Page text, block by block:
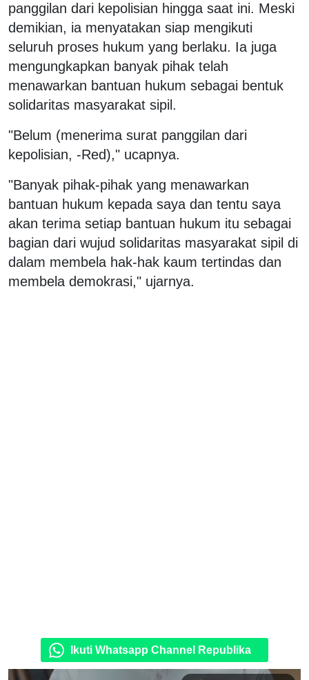
panggilan dari kepolisian hingga saat ini. Meski
demikian, ia menyatakan siap mengikuti
seluruh proses hukum yang berlaku. Ia juga
mengungkapkan banyak pihak telah
menawarkan bantuan hukum sebagai bentuk
solidaritas masyarakat sipil.
"Belum (menerima surat panggilan dari
kepolisian, -Red)," ucapnya.
"Banyak pihak-pihak yang menawarkan
bantuan hukum kepada saya dan tentu saya
akan terima setiap bantuan hukum itu sebagai
bagian dari wujud solidaritas masyarakat sipil di
dalam membela hak-hak kaum tertindas dan
membela demokrasi," ujarnya.
Ikuti Whatsapp Channel Republika